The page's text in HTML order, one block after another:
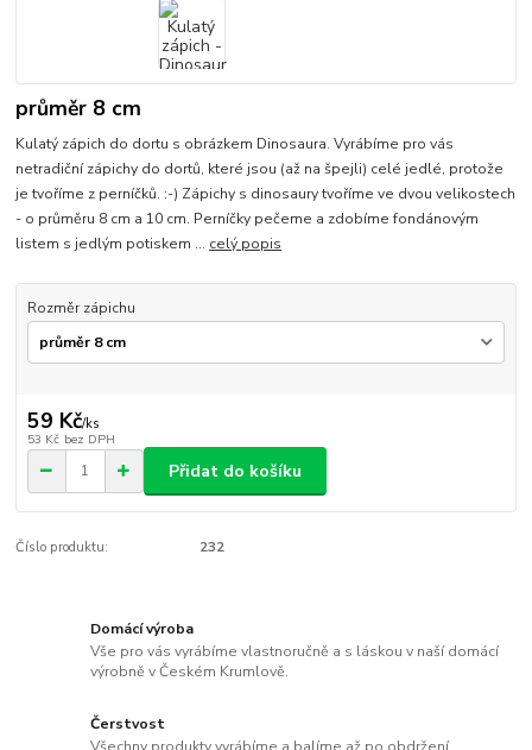
průměr 8 cm
Kulatý zápich do dortu s obrázkem Dinosaura. Vyrábíme pro vás
netradiční zápichy do dortů, které jsou (až na špejli) celé jedlé, protože
je tvoříme z perníčků. :-) Zápichy s dinosaury tvoříme ve dvou velikostech
- o průměru 8 cm a 10 cm. Perníčky pečeme a zdobíme fondánovým
listem s jedlým potiskem ... celý popis
Rozměr zápichu
59 Kč/ks
53 Kč bez DPH
Přidat do košíku
Číslo produktu: 232
Domácí výroba
Vše pro vás vyrábíme vlastnoručně a s láskou v naší domácí
výrobně v Českém Krumlově.
Čerstvost